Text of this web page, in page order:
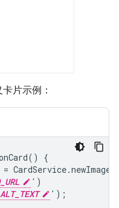
片示例：
()
{
= CardService.newImage
' )
' );